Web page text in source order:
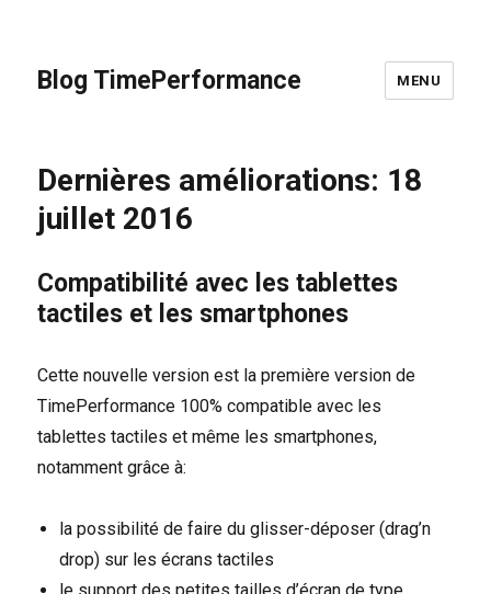
Blog TimePerformance MENU
Dernières améliorations: 18
juillet 2016
Compatibilité avec les tablettes
tactiles et les smartphones
Cette nouvelle version est la première version de
TimePerformance 100% compatible avec les
tablettes tactiles et même les smartphones,
notamment grâce à:
la possibilité de faire du glisser-déposer (drag’n
drop) sur les écrans tactiles